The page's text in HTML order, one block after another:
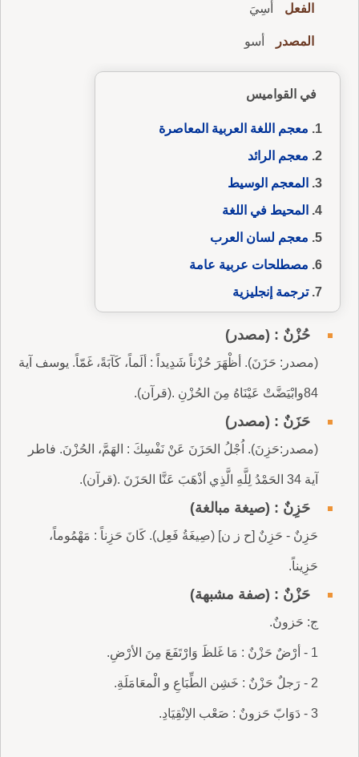
الفعل أَسِيَ
المصدر أسو
في القواميس
معجم اللغة العربية المعاصرة
معجم الرائد
المعجم الوسيط
المحيط في اللغة
معجم لسان العرب
مصطلحات عربية عامة
ترجمة إنجليزية
حُزْنٌ : (مصدر)
(مصدر: حَزَنَ). أظْهَرَ حُزْناً شَدِيداً : ألَماً، كَآبَةً، غَمّاً. يوسف آية
84وابْيَضَّتْ عَيْنَاهُ مِنَ الحُزْنِ .(قرآن).
حَزَنٌ : (مصدر)
(مصدر:حَزِنَ). اُجْلُ الحَزَنَ عَنْ نَفْسِكَ : الهَمَّ، الحُزْنَ. فاطر
آية 34 الحَمْدُ لِلَّهِ الَّذِي أذْهَبَ عَنَّا الحَزَنَ .(قرآن).
حَزِنٌ : (صيغة مبالغة)
حَزِنٌ - حَزِنٌ [ح ز ن] (صِيغَةُ فَعِل). كَانَ حَزِناً : مَهْمُوماً،
حَزِيناً.
حَزْنٌ : (صفة مشبهة)
ج: حَزونٌ.
1 - أرْضٌ حَزْنٌ : مَا غَلظَ وَارْتَفَعَ مِنَ الأرْضِ.
2 - رَجلٌ حَزْنٌ : خَشِن الطِّبَاعِ و الْمعَامَلَةِ.
3 - دَوَابّ حَزونٌ : صَعْب الاِنْقِيَادِ.